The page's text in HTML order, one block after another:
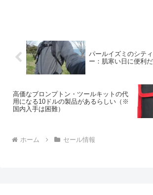
パールイズミのシテ
ー：肌寒い日に便利
高価なブロンプトン・ツールキットの代
用になる10ドルの製品があるらしい（※
国内入手は困難）
ホーム セール情報